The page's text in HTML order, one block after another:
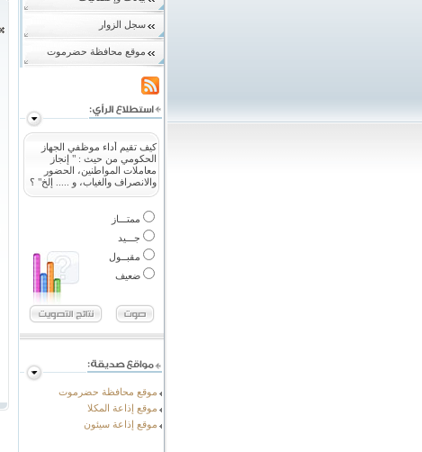
سجل الزوار
موقع محافظة حضرموت
كيف تقيم أداء موظفي الجهاز
الحكومي من حيث : " إنجاز
معاملات المواطنين، الحضور
والانصراف والغياب، و ..... إلخ" ؟
ممتـــاز
جـــيد
مقبــول
ضعيف
موقع محافظة حضرموت
موقع إذاعة المكلا
موقع إذاعة سيئون